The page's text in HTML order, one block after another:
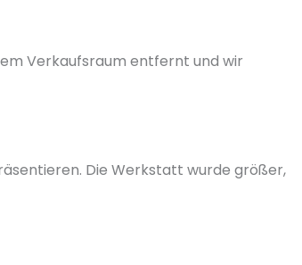
Verkaufsraum entfernt und wir
Die Werkstatt wurde größer,